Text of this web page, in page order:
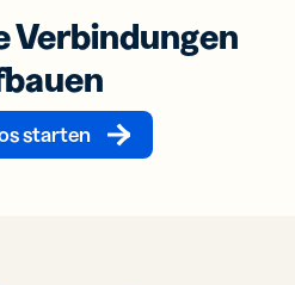
starten